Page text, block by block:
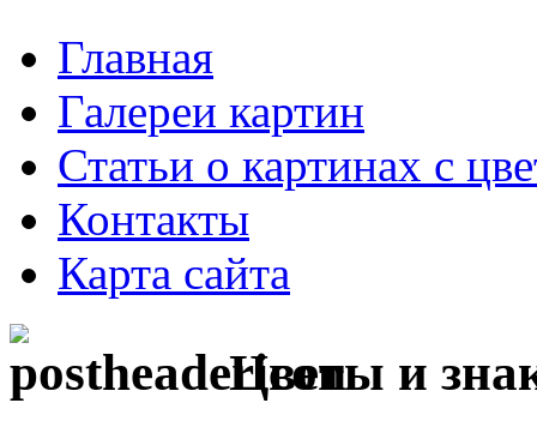
Главная
Галереи картин
Статьи о картинах с
Контакты
Карта сайта
Цветы и